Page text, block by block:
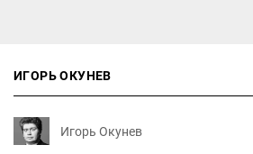
ИГОРЬ ОКУНЕВ
Игорь Окунев